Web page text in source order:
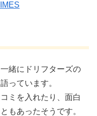
緒にドリフターズの
っています。
ミを入れたり、面白
もあったそうです。